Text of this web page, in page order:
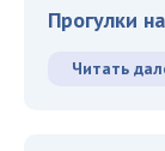
Прогулки
Читать